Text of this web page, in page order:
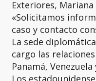
Exteriores, Mariana
«Solicitamos
caso y contacto
La sede
cargo las
Panamá,